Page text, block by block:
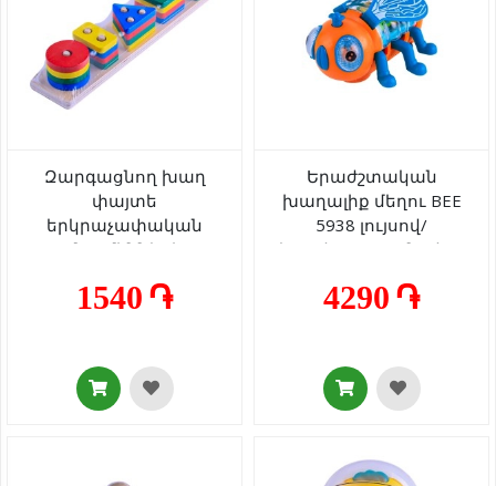
Զարգացնող խաղ
փայտե
երկրաչափական
մարմինների
29-10 1+
1540 ֏
Երաժշտական
խաղալիք մեղու BEE
5938 լույսով/
երաժշտությունով 3+
4290 ֏